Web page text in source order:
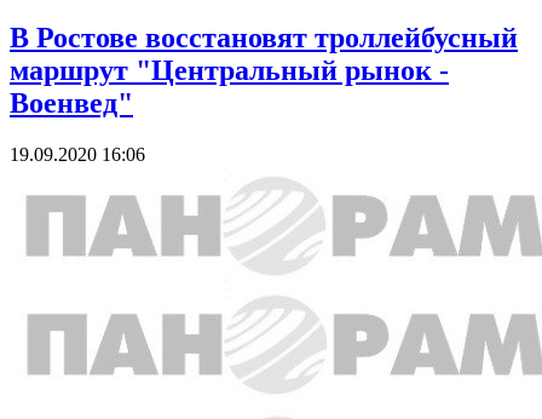
В Ростове восстановят троллейбусный
маршрут "Центральный рынок -
Военвед"
19.09.2020 16:06